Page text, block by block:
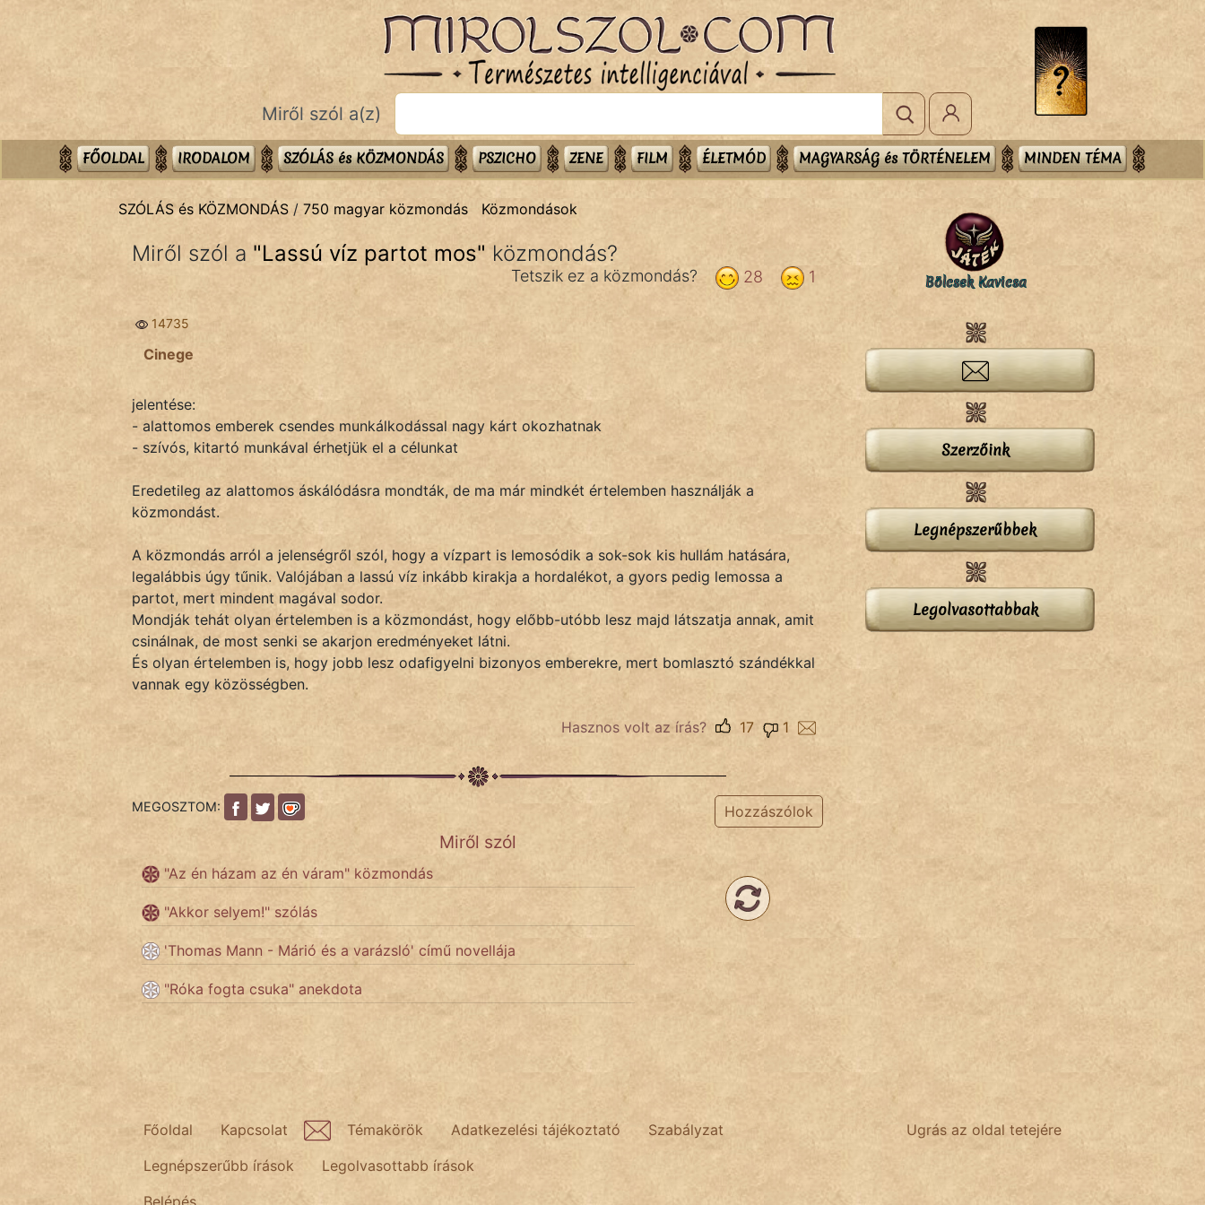
Bibliai
Közmondások
Szóláscsoportok
KÖZMONDÁS
FILM
TÖRTÉNELEM
fantom
Láron Ádám
Miről szól a(z)
FŐOLDAL IRODALOM SZÓLÁS és KÖZMONDÁS PSZICHO ZENE FILM ÉLETMÓD MAGYARSÁG és TÖRTÉNELEM MINDEN TÉMA
SZÓLÁS és KÖZMONDÁS / 750 magyar közmondás Közmondások
Miről szól a "Lassú víz partot mos" közmondás?
1
28
Tetszik ez a közmondás?
14735
Cinege
jelentése:
- alattomos emberek csendes munkálkodással nagy kárt okozhatnak
- szívós, kitartó munkával érhetjük el a célunkat
Eredetileg az alattomos áskálódásra mondták, de ma már mindkét értelemben használják a
közmondást.
A közmondás arról a jelenségről szól, hogy a vízpart is lemosódik a sok-sok kis hullám hatására,
legalábbis úgy tűnik. Valójában a lassú víz inkább kirakja a hordalékot, a gyors pedig lemossa a
partot, mert mindent magával sodor.
Mondják tehát olyan értelemben is a közmondást, hogy előbb-utóbb lesz majd látszatja annak, amit
csinálnak, de most senki se akarjon eredményeket látni.
És olyan értelemben is, hogy jobb lesz odafigyelni bizonyos emberekre, mert bomlasztó szándékkal
vannak egy közösségben.
Hasznos volt az írás? 1
17
MEGOSZTOM: Hozzászólok
Miről szól
"Az én házam az én váram" közmondás
"Akkor selyem!" szólás
'Thomas Mann - Márió és a varázsló' című novellája
"Róka fogta csuka" anekdota
Bölcsek Kavicsa
Szerzőink
Legnépszerűbbek
Legolvasottabbak
Ugrás az oldal tetejére
Főoldal Kapcsolat Témakörök Adatkezelési tájékoztató
Szabályzat
Legnépszerűbb írások
Legolvasottabb írások
Belépés